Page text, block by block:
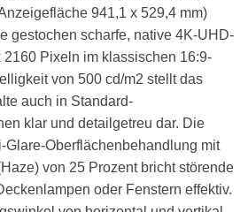
941,1 x 529,4 mm)
gestochen scharfe, native 4K-UHD-
Pixeln im klassischen 16:9-
von 500 cd/m2 stellt das
auch in Standard-
klar und detailgetreu dar. Die
Glare-Oberflächenbehandlung mit
von 25 Prozent bricht störende
oder Fenstern effektiv.